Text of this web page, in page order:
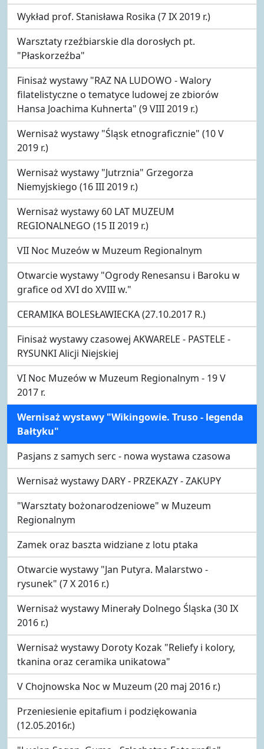
Wykład prof. Stanisława Rosika (7 IX 2019 r.)
Warsztaty rzeźbiarskie dla dorosłych pt.
"Płaskorzeźba"
Finisaż wystawy "RAZ NA LUDOWO - Walory
filatelistyczne o tematyce ludowej ze zbiorów
Hansa Joachima Kuhnerta" (9 VIII 2019 r.)
Wernisaż wystawy "Śląsk etnograficznie" (10 V
2019 r.)
Wernisaż wystawy "Jutrznia" Grzegorza
Niemyjskiego (16 III 2019 r.)
Wernisaż wystawy 60 LAT MUZEUM
REGIONALNEGO (15 II 2019 r.)
VII Noc Muzeów w Muzeum Regionalnym
Otwarcie wystawy "Ogrody Renesansu i Baroku w
grafice od XVI do XVIII w."
CERAMIKA BOLESŁAWIECKA (27.10.2017 R.)
Finisaż wystawy czasowej AKWARELE - PASTELE -
RYSUNKI Alicji Niejskiej
VI Noc Muzeów w Muzeum Regionalnym - 19 V
2017 r.
Wernisaż wystawy "Wikingowie. Truso - legenda
Bałtyku"
Pasjans z samych serc - nowa wystawa czasowa
Wernisaż wystawy DARY - PRZEKAZY - ZAKUPY
"Warsztaty bożonarodzeniowe" w Muzeum
Regionalnym
Zamek oraz baszta widziane z lotu ptaka
Otwarcie wystawy "Jan Putyra. Malarstwo -
rysunek" (7 X 2016 r.)
Wernisaż wystawy Minerały Dolnego Śląska (30 IX
2016 r.)
Wernisaż wystawy Doroty Kozak "Reliefy i kolory,
tkanina oraz ceramika unikatowa"
V Chojnowska Noc w Muzeum (20 maj 2016 r.)
Przeniesienie epitafium i podziękowania
(12.05.2016r.)